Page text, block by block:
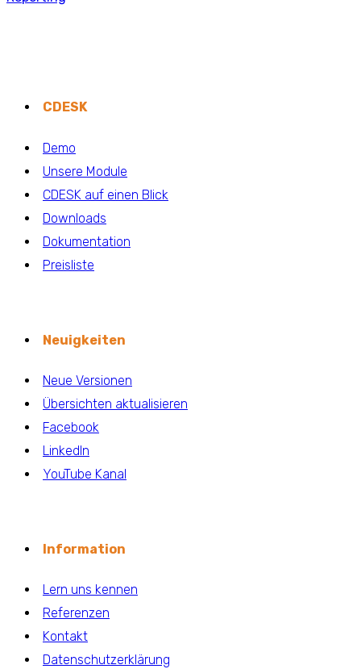
CDESK
Demo
Unsere Module
CDESK auf einen Blick
Downloads
Dokumentation
Preisliste
Neuigkeiten
Neue Versionen
Übersichten aktualisieren
Facebook
LinkedIn
YouTube Kanal
Information
Lern uns kennen
Referenzen
Kontakt
Datenschutzerklärung